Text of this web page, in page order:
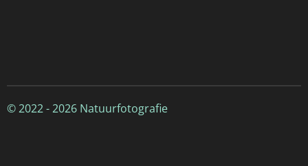
© 2022 - 2026 Natuurfotografie